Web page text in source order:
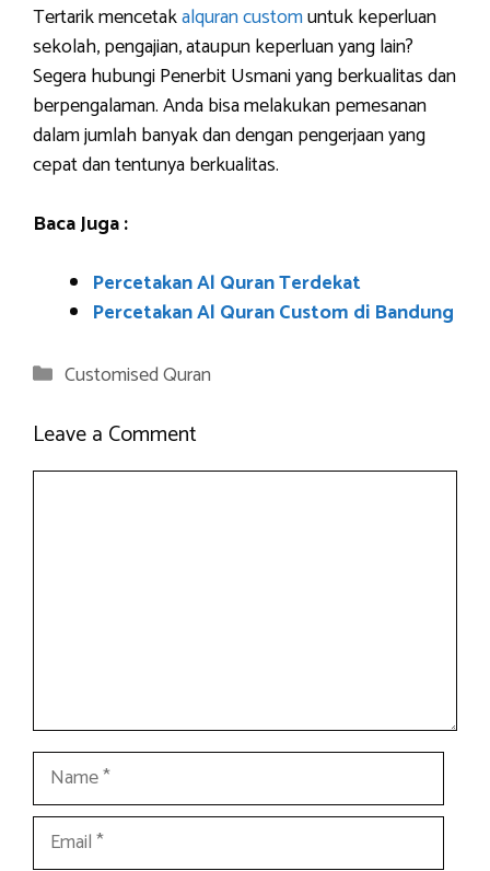
Tertarik mencetakalquran customuntuk keperluan
sekolah, pengajian, ataupun keperluan yang lain?
Segera hubungi Penerbit Usmani yang berkualitas dan
berpengalaman. Anda bisa melakukan pemesanan
dalam jumlah banyak dan dengan pengerjaan yang
cepat dan tentunya berkualitas.
Baca Juga :
Percetakan Al Quran Terdekat
Percetakan Al Quran Custom di Bandung
Categories
Customised Quran
Leave a Comment
Name
Email